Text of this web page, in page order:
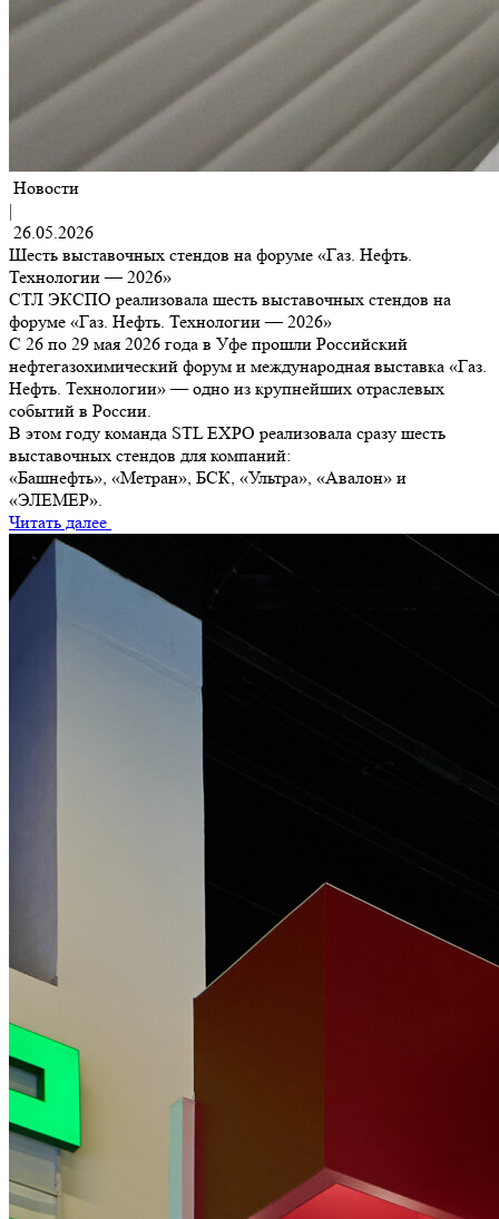
Новости
|
26.05.2026
Шесть выставочных стендов на форуме «Газ. Нефть.
Технологии — 2026»
СТЛ ЭКСПО реализовала шесть выставочных стендов на
форуме «Газ. Нефть. Технологии — 2026»
С 26 по 29 мая 2026 года в Уфе прошли Российский
нефтегазохимический форум и международная выставка «Газ.
Нефть. Технологии» — одно из крупнейших отраслевых
событий в России.
В этом году команда STL EXPO реализовала сразу шесть
выставочных стендов для компаний:
«Башнефть», «Метран», БСК, «Ультра», «Авалон» и
«ЭЛЕМЕР».
Читать далее